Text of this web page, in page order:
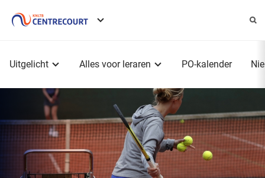
Uitgelicht Alles voor leraren PO-kalender